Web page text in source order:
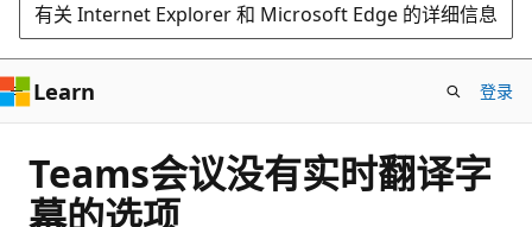
有关 Internet Explorer 和 Microsoft Edge 的详细信息
Learn 登录
Teams会议没有实时翻译字
幕的选项